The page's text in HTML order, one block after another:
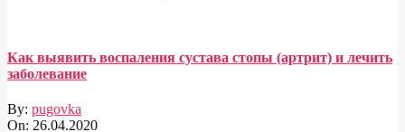
Как выявить воспаления сустава стопы (артрит) и лечить
заболевание
By: pugovka
On: 26.04.2020